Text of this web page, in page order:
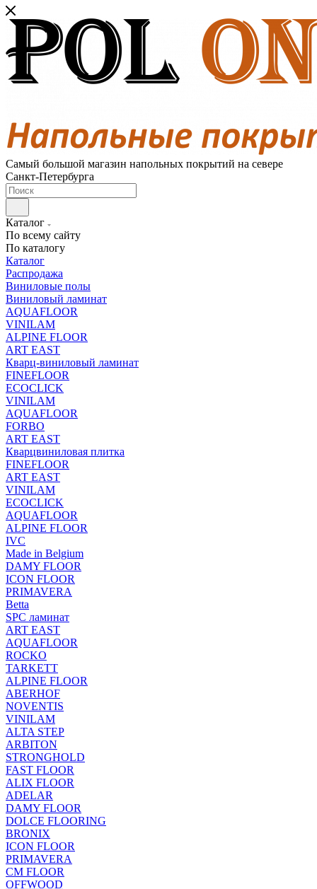
Самый большой магазин напольных покрытий на севере
Санкт-Петербурга
Каталог
По всему сайту
По каталогу
Каталог
Распродажа
Виниловые полы
Виниловый ламинат
AQUAFLOOR
VINILAM
ALPINE FLOOR
ART EAST
Кварц-виниловый ламинат
FINEFLOOR
ECOCLICK
VINILAM
AQUAFLOOR
FORBO
ART EAST
Кварцвиниловая плитка
FINEFLOOR
ART EAST
VINILAM
ECOCLICK
AQUAFLOOR
ALPINE FLOOR
IVC
Made in Belgium
DAMY FLOOR
ICON FLOOR
PRIMAVERA
Betta
SPC ламинат
ART EAST
AQUAFLOOR
ROCKO
TARKETT
ALPINE FLOOR
ABERHOF
NOVENTIS
VINILAM
ALTA STEP
ARBITON
STRONGHOLD
FAST FLOOR
ALIX FLOOR
ADELAR
DAMY FLOOR
DOLCE FLOORING
BRONIX
ICON FLOOR
PRIMAVERA
CM FLOOR
OFFWOOD